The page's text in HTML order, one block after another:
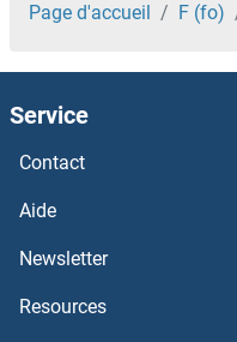
FNDC7 Anticorps
FNDC5 Anticorps
FNDC4 Anticorps
FNDC1 Anticorps
FNBP1L Anticorps
Page d'accueil F (fo)
Service
Contact
Aide
Newsletter
Resources